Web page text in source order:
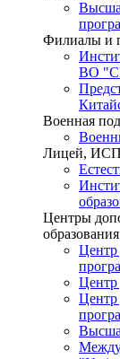
Филиалы и
ВО
Военная
Лицей,
Центры
образования
Центр
Центр